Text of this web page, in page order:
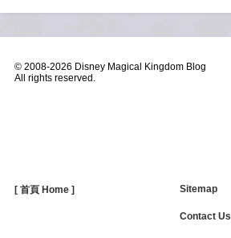
© 2008-2026 Disney Magical Kingdom Blog
All rights reserved.
[ 首頁 Home ] Sitemap
Contact Us